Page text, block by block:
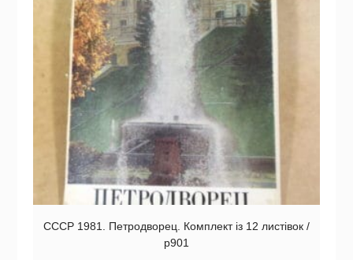
СССР 1981. Петродворец. Комплект із 12 листівок /
р901